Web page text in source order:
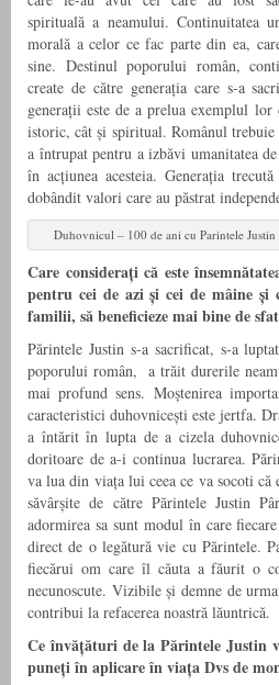
spirituală a neamului. Continuitatea
morală a celor ce fac parte din ea,
sine. Destinul poporului român,
create de către generația care s-a
generații este de a prelua exemplul
istoric, cât și spiritual. Românul trebuie
a întrupat pentru a izbăvi umanitatea
în acțiunea acesteia. Generația
dobândit valori care au păstrat
Duhovnicul – 100 de ani cu Parintele
Care considerați că este
pentru cei de azi și cei de mâine
familii, să beneficieze mai bine de
Părintele Justin s-a sacrificat, s-a
poporului român, a trăit durerile
mai profund sens. Moștenirea
caracteristici duhovnicești este jertfa.
a întărit în lupta de a cizela
doritoare de a-i continua lucrarea.
va lua din viața lui ceea ce va socoti
săvârșite de către Părintele Justin
adormirea sa sunt modul în care
direct de o legătură vie cu Părintele.
fiecărui om care îl căuta a făurit o
necunoscute. Vizibile și demne de
contribui la refacerea noastră lăuntrică.
Ce învățături de la Părintele Justin
puneți în aplicare în viața Dvs de